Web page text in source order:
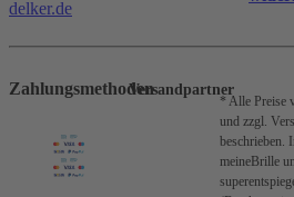
delker.de
ZahlungsmethodenVersandpartner
* Alle Preise
und zzgl.
beschrieben.
meineBrille